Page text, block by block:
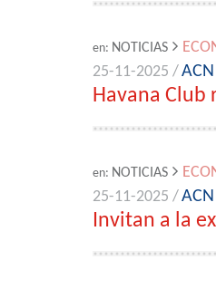
en: NOTICIAS
25-11-2025 /ACN
Havana Club
en: NOTICIAS
25-11-2025 /ACN
Invitan a la